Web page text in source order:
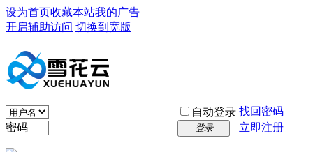
设为首页收藏本站我的广告
开启辅助访问 切换到宽版
自动登录 找回密码
密码
登录 立即注册